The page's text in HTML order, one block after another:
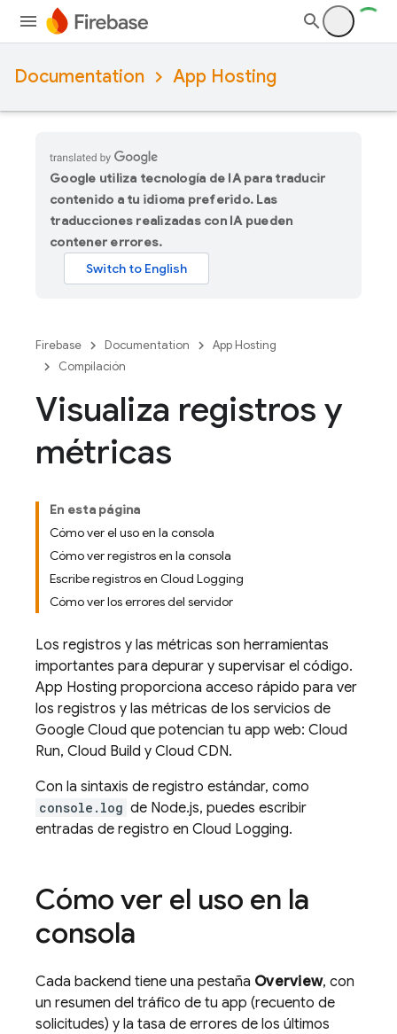
Documentation App Hosting
Google utiliza tecnología de IA para traducir
contenido a tu idioma preferido. Las
traducciones realizadas con IA pueden
contener errores.
Firebase Documentation
App Hosting
Compilación
Visualiza registros y
métricas
En esta página
Cómo ver el uso en la consola
Cómo ver registros en la consola
Escribe registros en Cloud Logging
Cómo ver los errores del servidor
Los registros y las métricas son herramientas
importantes para depurar y supervisar el código.
App Hosting proporciona acceso rápido para ver
los registros y las métricas de los servicios de
Google Cloud que potencian tu app web: Cloud
Run, Cloud Build y Cloud CDN.
Con la sintaxis de registro estándar, como
console.log de Node.js, puedes escribir
entradas de registro en Cloud Logging.
Cómo ver el uso en la
consola
Cada backend tiene una pestaña Overview, con
un resumen del tráfico de tu app (recuento de
solicitudes) y la tasa de errores de los últimos